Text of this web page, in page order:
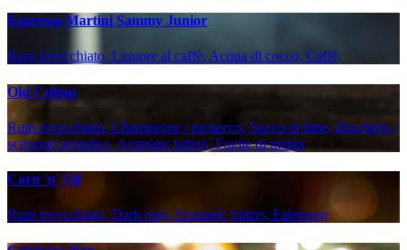
Espresso Martini Sammy Junior
Rum invecchiato, Liquore al caffè, Acqua di cocco, Caffè
Old Cuban
Rum invecchiato, Champagne / prosecco, Succo di lime, Zucchero /
sciroppo semplice, Aromatic bitters, Foglie di menta
Corn 'n' Oil
Rum invecchiato, Dark rum, Aromatic bitters, Falernum